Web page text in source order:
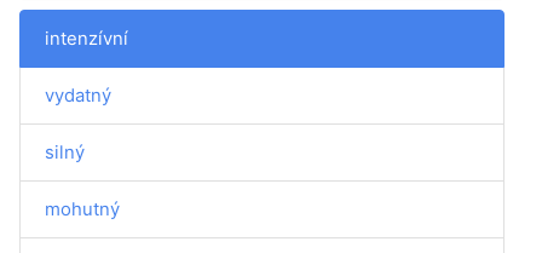
intenzívní
vydatný
silný
mohutný